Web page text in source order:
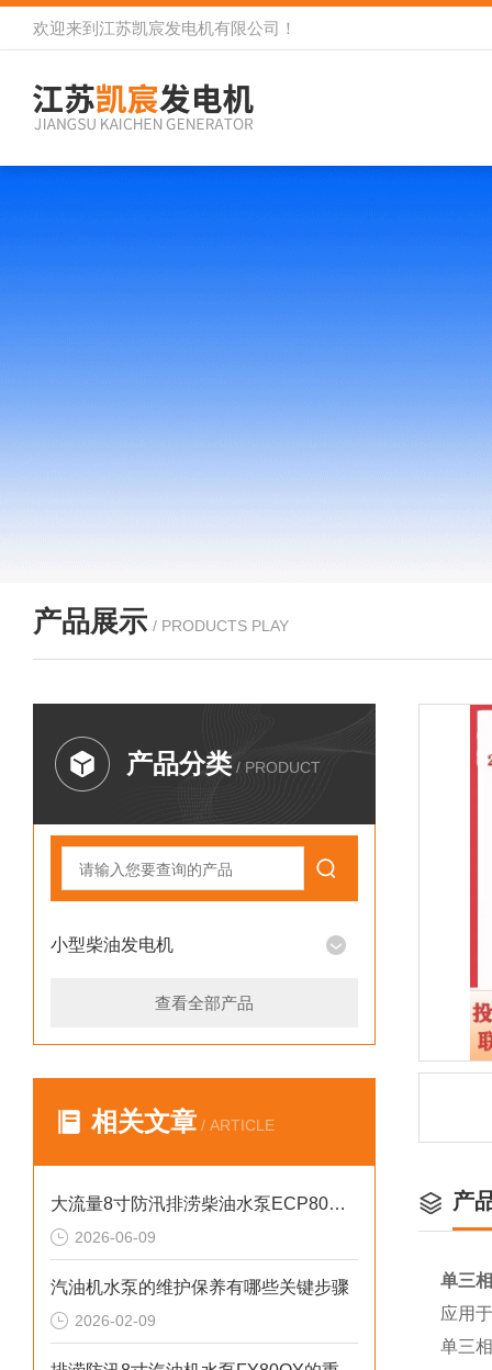
欢迎来到 江苏凯宸发电机有限公司 ！
产品展示 / PRODUCTS PLAY
产品分类 / PRODUCT
小型柴油发电机
查看全部产品
相关文章 / ARTICLE
大流量8寸防汛排涝柴油水泵ECP80ME产品介绍
2026-06-09
汽油机水泵的维护保养有哪些关键步骤
2026-02-09
产
单三
应用
单三